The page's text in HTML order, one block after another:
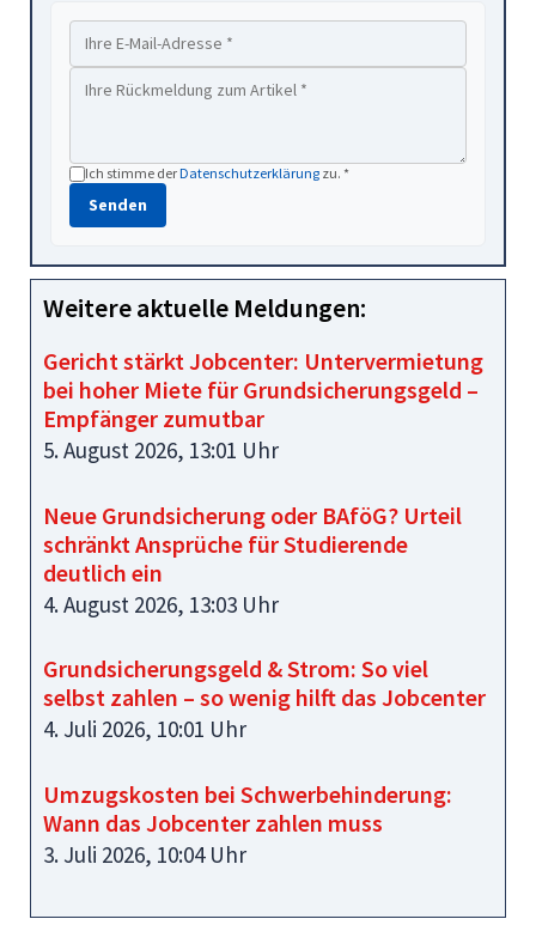
Ich stimme derDatenschutzerklärung zu. *
Senden
Weitere aktuelle Meldungen:
Gericht stärkt Jobcenter: Untervermietung
bei hoher Miete für Grundsicherungsgeld –
Empfänger zumutbar
5. August 2026, 13:01 Uhr
Neue Grundsicherung oder BAföG? Urteil
schränkt Ansprüche für Studierende
deutlich ein
4. August 2026, 13:03 Uhr
Grundsicherungsgeld & Strom: So viel
selbst zahlen – so wenig hilft das Jobcenter
4. Juli 2026, 10:01 Uhr
Umzugskosten bei Schwerbehinderung:
Wann das Jobcenter zahlen muss
3. Juli 2026, 10:04 Uhr